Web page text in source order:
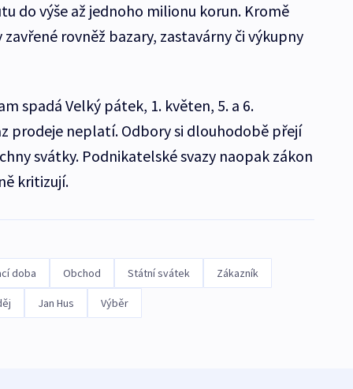
do výše až jednoho milionu korun. Kromě
rovněž bazary, zastavárny či výkupny
spadá Velký pátek, 1. květen, 5. a 6.
prodeje neplatí. Odbory si dlouhodobě přejí
svátky. Podnikatelské svazy naopak zákon
kritizují.
doba Obchod Státní svátek Zákazník
Jan Hus Výběr